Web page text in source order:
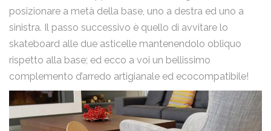
posizionare a metà della base, uno a destra ed uno a
sinistra. Il passo successivo è quello di avvitare lo
skateboard alle due asticelle mantenendolo obliquo
rispetto alla base; ed ecco a voi un bellissimo
complemento d’arredo artigianale ed ecocompatibile!